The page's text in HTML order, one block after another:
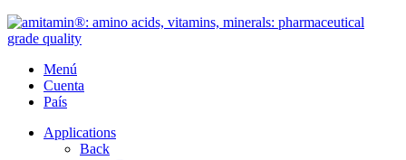
Menú
Cuenta
País
Applications
Back